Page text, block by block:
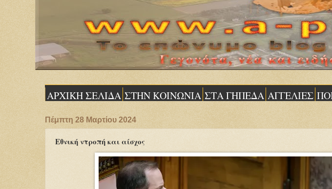
ΑΡΧΙΚΗ ΣΕΛΙΔΑ ΣΤΗΝ ΚΟΙΝΩΝΙΑ ΣΤΑ ΓΗΠΕΔΑ ΑΓΓΕΛΙΕΣ
Πέμπτη 28 Μαρτίου 2024
Εθνική ντροπή και αίσχος